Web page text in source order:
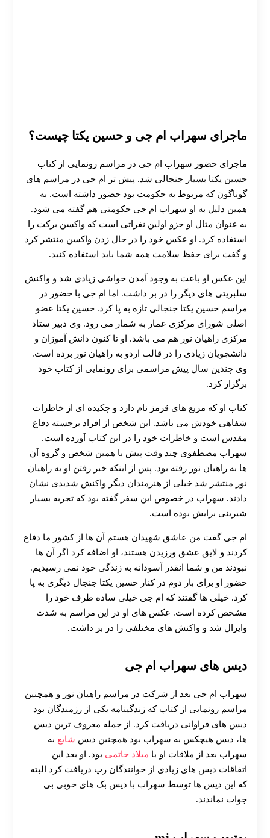
ماجرای سهراب ام جی و حسین یکتا چیست؟
ماجرای حضور سهراب ام جی در مراسم رونمایی از کتاب
حسین یکتا بسیار جنجالی شد. پیش تر ام جی در مراسم های
گوناگون که مربوط به حکومت بود حضور داشته است. به
همین دلیل به او سهراب ام جی حکومتی هم گفته می شود.
به عنوان مثال او جزو اولین نفراتی است که واکسن برکت را
استفاده کرد. او عکس خود را در حال زدن واکسن منتشر کرد
و گفت برای حفظ سلامت همه شما باید استفاده کنید.
این عکس او باعث به وجود آمدن حواشی زیادی شد و واکنش
سلبریتی های دیگر را در بر داشت. اما ام جی با حضور در
مراسم حسین یکتا جنجالی تازه به پا کرد. حسین یکتا عضو
اصلی شورای مرکزی عمار به شمار می رود. وی دبیر ستاد
مرکزی راهیان نور هم می باشد. او تا کنون دانش آموزان و
دانشجویان زیادی را در قالب اردو به راهیان نور برده است.
وی چندین سال پیش مراسمی برای رونمایی از کتاب خود
برگزار کرد.
کتاب او که مربع های قرمز نام دارد و چکیده ای از خاطرات
شفاهی خودش می باشد. این شخص از افراد برجسته دفاع
مقدس است و خاطرات خود را در این کتاب آورده است.
سهراب مصطفوی چند وقت پیش با همین شخص و گروه آن
ها به راهیان نور رفته بود. پس از اینکه خبر رفتن او به راهیان
نور منتشر شد خیلی از هنرمندان دیگر واکنش شدیدی نشان
دادند. سهراب در خصوص این سفر گفته بود که تجربه بسیار
شیرینی برایش بوده است.
ام جی گفت من عاشق شهیدان هستم آن ها از کشور ما دفاع
کردند و لایق عشق ورزیدن هستند، او اضافه کرد اگر آن ها
نبودند من و شما انقدر آسودانه به زندگی خود نمی رسیدیم.
حضور او برای بار دوم در کنار حسین یکتا جنجال دیگری به پا
کرد. خیلی ها گفتند که ام جی خیلی ساده طرف خود را
مشخص کرده است. عکس های او در این مراسم به شدت
وایرال شد و واکنش های مختلفی را در بر داشت.
دیس های سهراب ام جی
سهراب ام جی بعد از شرکت در مراسم راهیان نور و همچنین
مراسم رونمایی از کتاب که زندگینامه یکی از رزمندگان بود
دیس های فراوانی دریافت کرد. از جمله معروف ترین دیس
ها، دیس هیچکس به سهراب بود همچنین دیس شایع به
سهراب بعد از ملاقات او با میلاد حاتمی بود. او بعد این
اتفاقات دیس های زیادی از خوانندگان رپ دریافت کرد البته
که این دیس ها توسط سهراب با دیس بک های خوبی بی
جواب نماندند.